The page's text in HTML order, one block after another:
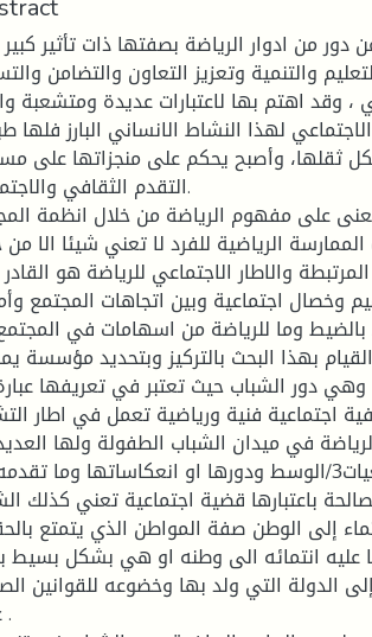
من ادوار الرياضة بصفتها ذات تأثير
والتنمية وتعزيز التعاون والتضامن
، وقد اهتم بها لاعتبارات عديدة ومتشعبة
لهذا النشاط الانساني البارز فلها
ثقلها، وأصبح يحكم على منجزاتها على
التقدم الثقافي
على مفهوم الرياضة من خلال انظمة
الرياضية للفرد لا تعني شيئا الا من
والاطار الاجتماعي للرياضة هو
وخصال اجتماعية وبين اتجاهات المجتمع
وما للرياضة من اسهامات في
القيام بهذا البحث بالتركيز وبتحديد مؤسسة
وهي دور الشباب حيث تعتبر في تعريفها
اجتماعية فنية ورياضية تعمل في اطار
في ميدان الشباب الطفولة ولها
الاهداف 1/الشباب2/الجمعيات3/الوسط ودورها او انعكاساتها وما
باعتبارها قضية اجتماعية تعني كذلك
إلى الوطن صفة المواطن الذي يتمتع
عليه انتمائه الى وطنه او هي بشكل بسيط
الدولة التي ولد بها وخضوعه للقوانين